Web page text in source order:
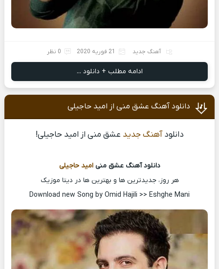
آهنگ جدید 21 فوریه 2020 0 نظر
ادامه مطلب + دانلود ...
دانلود آهنگ عشق منی از امید حاجیلی
دانلودآهنگ جدید عشق منی از امید حاجیلی!
دانلود آهنگ عشق منیامید حاجیلی
هر روز، جدیدترین ها و بهترین ها در دیتا موزیک
Download new Song by Omid Hajili >> Eshghe Mani